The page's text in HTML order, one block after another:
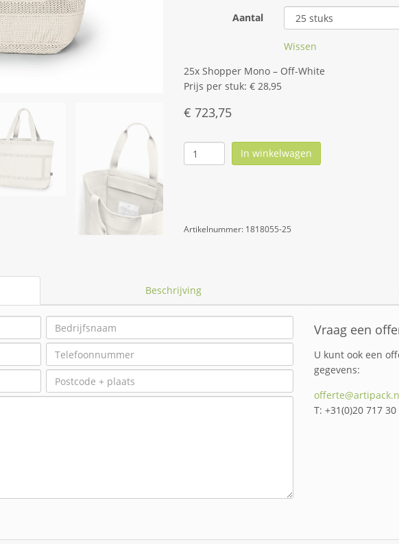
Aantal
Wissen
25x Shopper Mono – Off-White
Prijs per stuk: € 28,95
€ 723,75
In winkelwagen
Artikelnummer: 1818055-25
Beschrijving
Vraag een
U kunt ook een
gegevens:
T: +31(0)20 717 30